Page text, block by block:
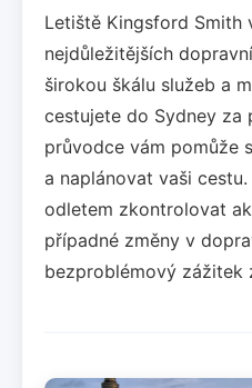
Letiště Kingsford Smith
nejdůležitějších
širokou škálu služeb a
cestujete do Sydney za
průvodce vám pomůže
a naplánovat vaši
odletem zkontrolovat
případné změny v
bezproblémový zážitek